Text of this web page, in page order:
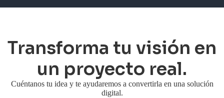
Transforma tu visión en
un proyecto real.
Cuéntanos tu idea y te ayudaremos a convertirla en una solución
digital.